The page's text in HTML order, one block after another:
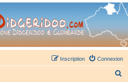
- retrouvez la communauté.
Connexion
Inscription